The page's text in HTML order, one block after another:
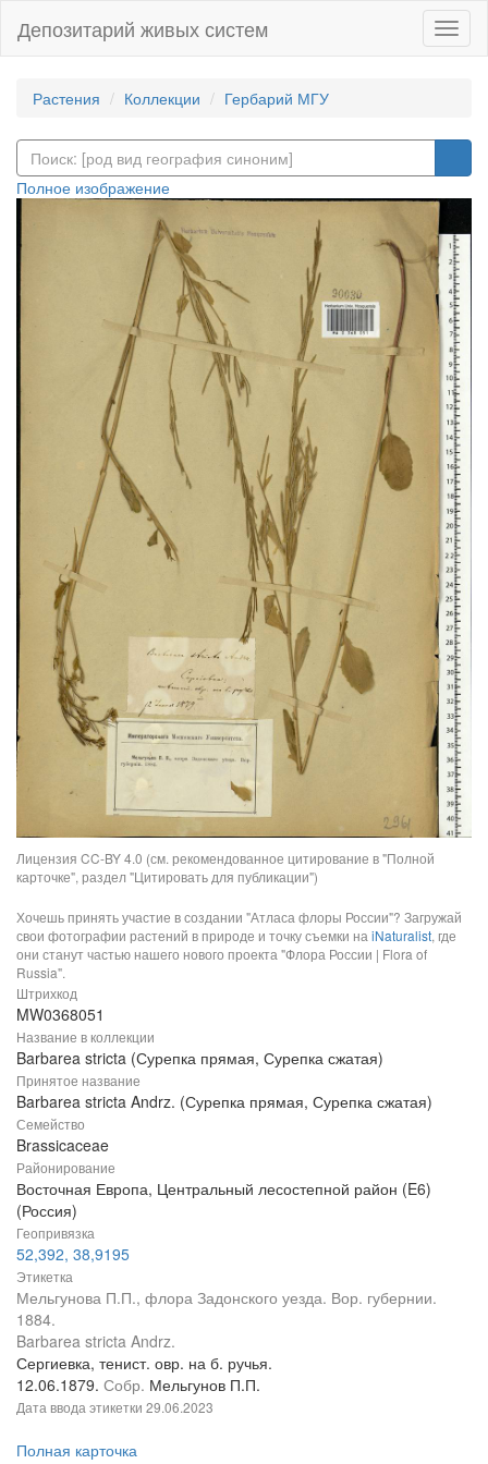
Депозитарий живых систем
Растения Коллекции Гербарий МГУ
Полное изображение
Лицензия CC-BY 4.0 (см. рекомендованное цитирование в "Полной
карточке", раздел "Цитировать для публикации")
Хочешь принять участие в создании "Атласа флоры России"? Загружай
свои фотографии растений в природе и точку съемки на iNaturalist, где
они станут частью нашего нового проекта "Флора России | Flora of
Russia".
Штрихкод
MW0368051
Название в коллекции
Barbarea stricta (Сурепка прямая, Сурепка сжатая)
Принятое название
Barbarea stricta Andrz. (Сурепка прямая, Сурепка сжатая)
Семейство
Brassicaceae
Районирование
Восточная Европа, Центральный лесостепной район (E6)
(Россия)
Геопривязка
52,392, 38,9195
Этикетка
Мельгунова П.П., флора Задонского уезда. Вор. губернии.
1884.
Barbarea stricta Andrz.
Сергиевка, тенист. овр. на б. ручья.
12.06.1879. Собр. Мельгунов П.П.
Дата ввода этикетки 29.06.2023
Полная карточка